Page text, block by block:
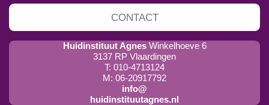
CONTACT
Huidinstituut Agnes Winkelhoeve 6
3137 RP Vlaardingen
T: 010-4713124
M: 06-20917792
info@
huidinstituutagnes.nl